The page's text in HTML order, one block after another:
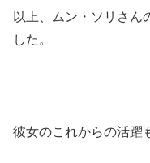
以上、ムン・ソリさん
した。
彼女のこれからの活躍